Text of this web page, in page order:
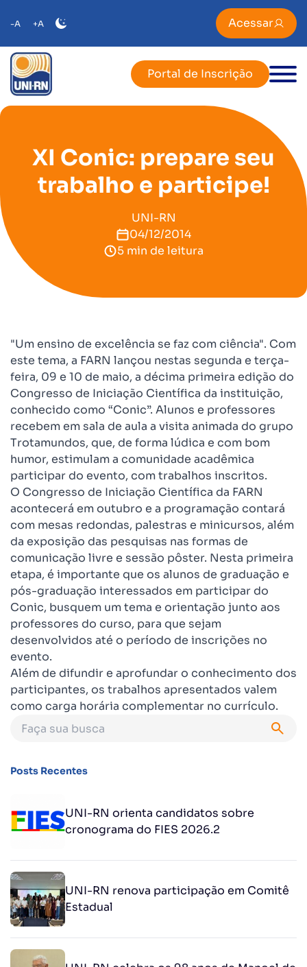
-A +A Acessar
Portal de Inscrição
XI Conic: prepare seu
trabalho e participe!
UNI-RN
04/12/2014
5 min de leitura
"Um ensino de excelência se faz com ciência". Com
este tema, a FARN lançou nestas segunda e terça-
feira, 09 e 10 de maio, a décima primeira edição do
Congresso de Iniciação Científica da instituição,
conhecido como “Conic”. Alunos e professores
recebem em sala de aula a visita animada do grupo
Trotamundos, que, de forma lúdica e com bom
humor, estimulam a comunidade acadêmica
participar do evento, com trabalhos inscritos.
O Congresso de Iniciação Científica da FARN
acontecerá em outubro e a programação contará
com mesas redondas, palestras e minicursos, além
da exposição das pesquisas nas formas de
comunicação livre e sessão pôster. Nesta primeira
etapa, é importante que os alunos de graduação e
pós-graduação interessados em participar do
Conic, busquem um tema e orientação junto aos
professores do curso, para que sejam
desenvolvidos até o período de inscrições no
evento.
Além de difundir e aprofundar o conhecimento dos
participantes, os trabalhos apresentados valem
como carga horária complementar no currículo.
Posts Recentes
UNI-RN orienta candidatos sobre
cronograma do FIES 2026.2
UNI-RN renova participação em Comitê
Estadual